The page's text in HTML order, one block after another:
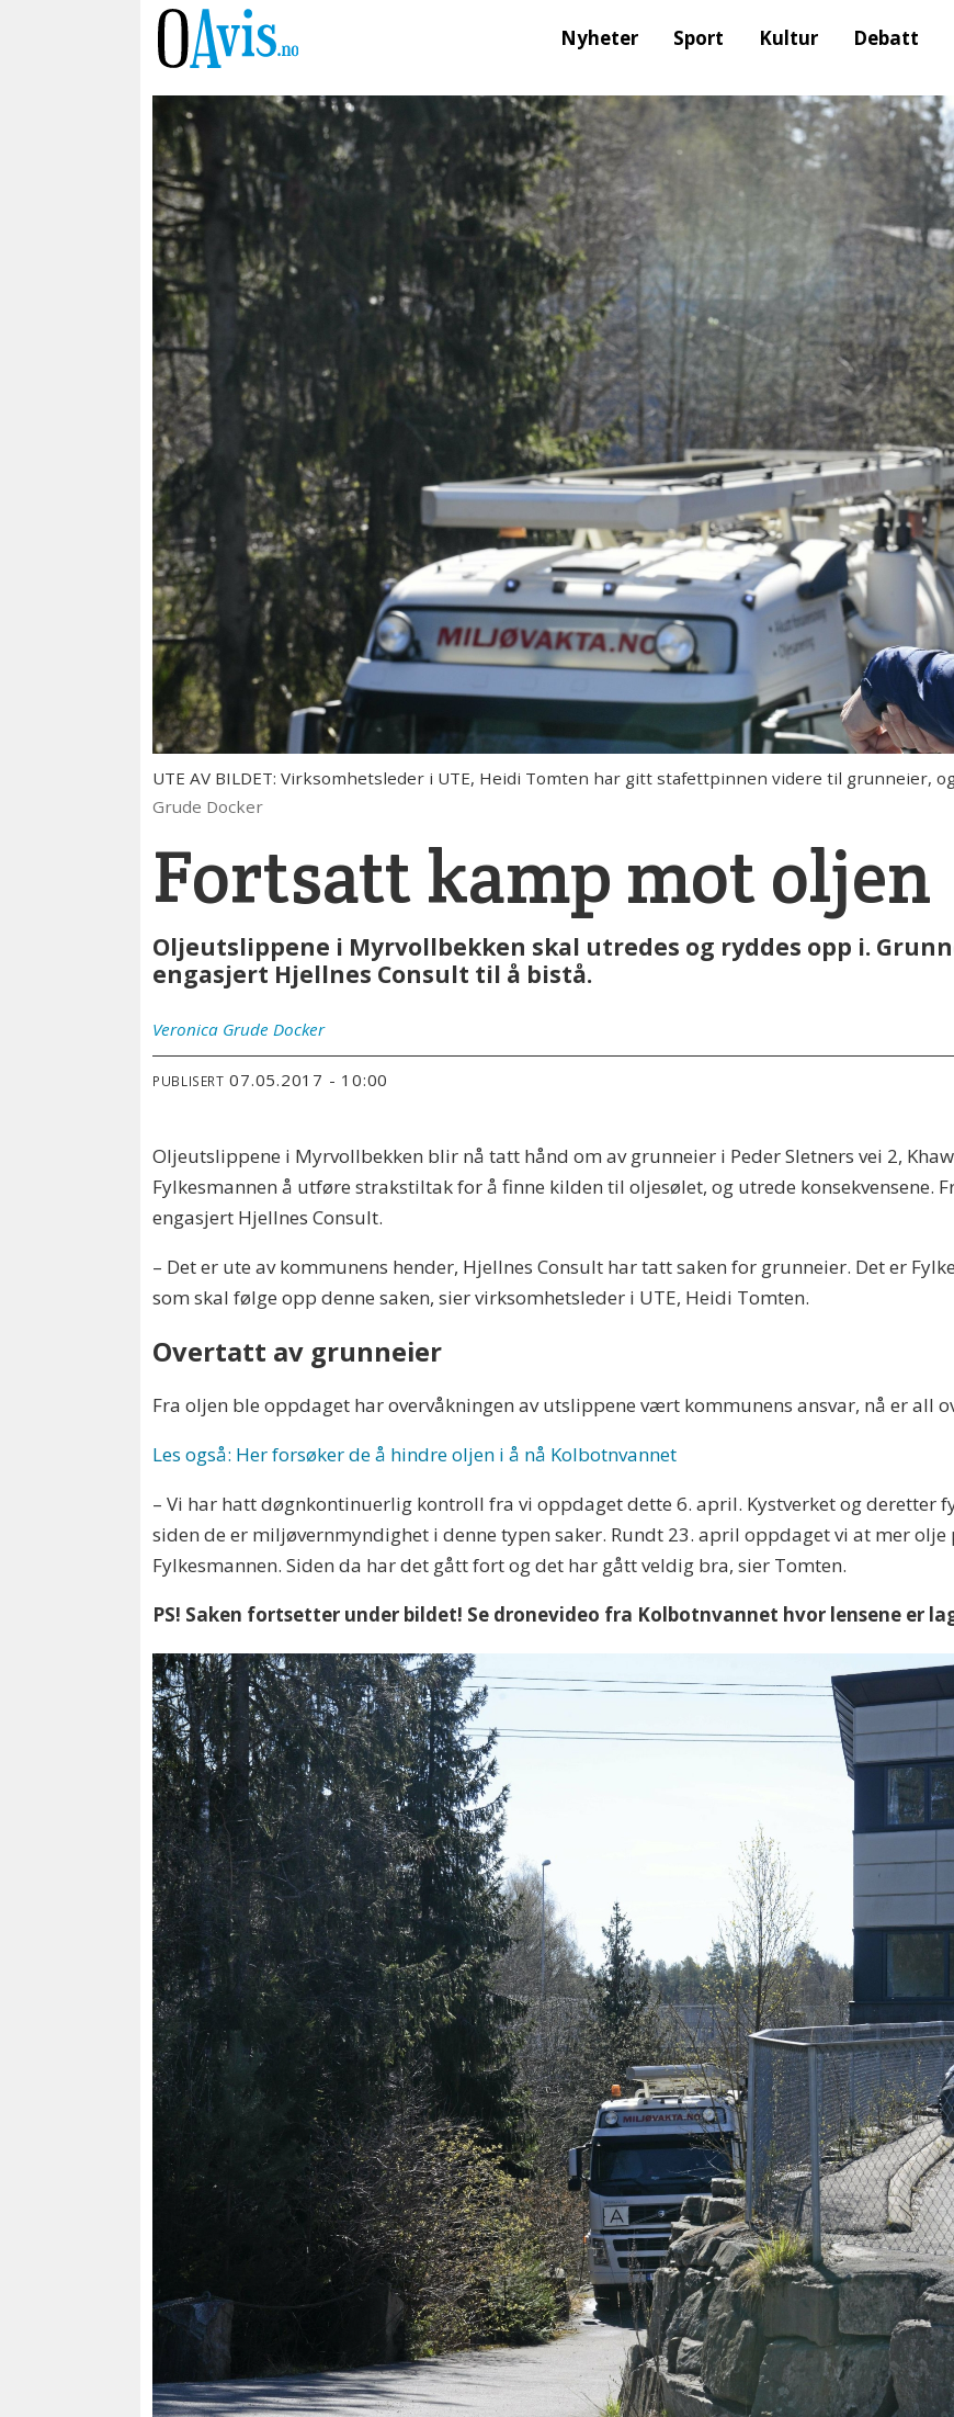
Nyheter Sport Kultur Debatt
UTE AV BILDET: Virksomhetsleder i UTE, Heidi Tomten har gitt stafettpinnen videre til grunneier,
Grude Docker
Fortsatt kamp mot oljen
Oljeutslippene i Myrvollbekken skal utredes og ryddes opp i.
engasjert Hjellnes Consult til å bistå.
Veronica Grude Docker
PUBLISERT 07.05.2017 - 10:00
Oljeutslippene i Myrvollbekken blir nå tatt hånd om av grunneier i Peder Sletners vei 2,
Fylkesmannen å utføre strakstiltak for å finne kilden til oljesølet, og utrede konsekvensene.
engasjert Hjellnes Consult.
– Det er ute av kommunens hender, Hjellnes Consult har tatt saken for grunneier. Det er
som skal følge opp denne saken, sier virksomhetsleder i UTE, Heidi Tomten.
Overtatt av grunneier
Fra oljen ble oppdaget har overvåkningen av utslippene vært kommunens ansvar, nå er all
Les også: Her forsøker de å hindre oljen i å nå Kolbotnvannet
– Vi har hatt døgnkontinuerlig kontroll fra vi oppdaget dette 6. april. Kystverket og deretter
siden de er miljøvernmyndighet i denne typen saker. Rundt 23. april oppdaget vi at mer olje
Fylkesmannen. Siden da har det gått fort og det har gått veldig bra, sier Tomten.
PS! Saken fortsetter under bildet! Se dronevideo fra Kolbotnvannet hvor lensene er